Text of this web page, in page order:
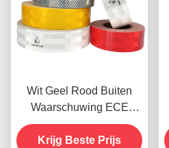
Wit Geel Rood Buiten
Waarschuwing ECE
Reflecterende Tape voor
Aanhangers
Krijg Beste Prijs